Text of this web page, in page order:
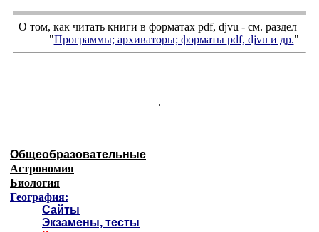
О том, как читать книги в форматах pdf, djvu - см. раздел
"Программы; архиваторы; форматы pdf, djvu и др."
.
Общеобразовательные
Астрономия
Биология
География:
Сайты
Экзамены, тесты